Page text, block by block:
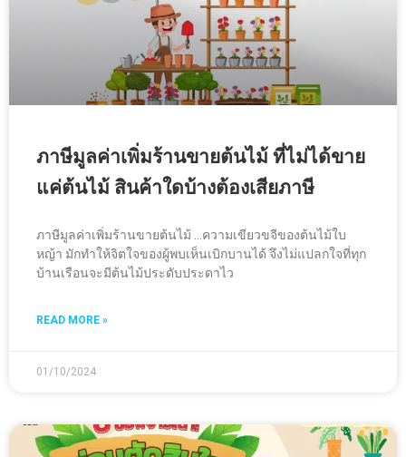
ภาษีมูลค่าเพิ่มร้านขายต้นไม้ ที่ไม่ได้ขาย
แค่ต้นไม้ สินค้าใดบ้างต้องเสียภาษี
ภาษีมูลค่าเพิ่มร้านขายต้นไม้ …ความเขียวขจีของต้นไม้ใบ
หญ้า มักทำให้จิตใจของผู้พบเห็นเบิกบานได้ จึงไม่แปลกใจที่ทุก
บ้านเรือนจะมีต้นไม้ประดับประดาไว
READ MORE »
01/10/2024